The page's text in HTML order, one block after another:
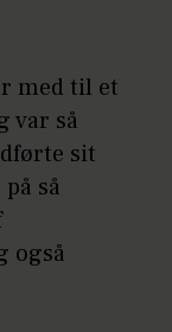
med til et
var så
sit
så
også